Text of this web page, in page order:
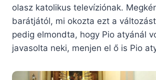
olasz katolikus televíziónak.
barátjától, mi okozta ezt a
pedig elmondta, hogy Pio atyánál
javasolta neki, menjen el ő is Pio